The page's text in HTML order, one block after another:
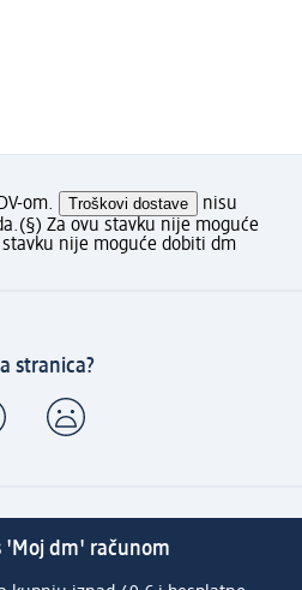
om. Troškovi dostave
nisu
(§) Za ovu stavku nije moguće
stavku nije moguće dobiti dm
stranica?
'Moj dm' računom